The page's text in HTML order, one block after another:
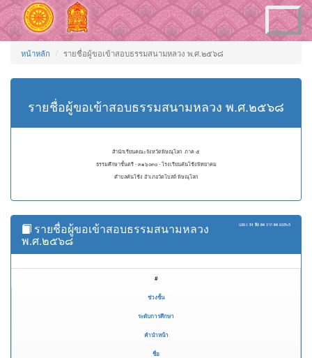
Toggle
navigation
หน้าหลัก รายชื่อผู้ขอเข้าสอบธรรมสนามหลวง พ.ศ.๒๕๖๘
รายชื่อผู้ขอเข้าสอบธรรมสนามหลวง พ.ศ.๒๕๖๘
สำนักเรียนคณะจังหวัดพิษณุโลก ภาค ๕
ธรรมศึกษาชั้นตรี - ๓๑๖๐๓๐ - โรงเรียนคันโช้งพิทยาคม
ตำบลคันโช้ง อำเภอวัดโบสถ์ พิษณุโลก
แสดง 51 ถึง 84 จาก 84 ผลลัพธ์
รายชื่อผู้ขอเข้าสอบธรรมสนามหลวง
พ.ศ.๒๕๖๘
#
ช่วงชั้น
ระดับการศึกษา
คำนำหน้า
ชื่อ